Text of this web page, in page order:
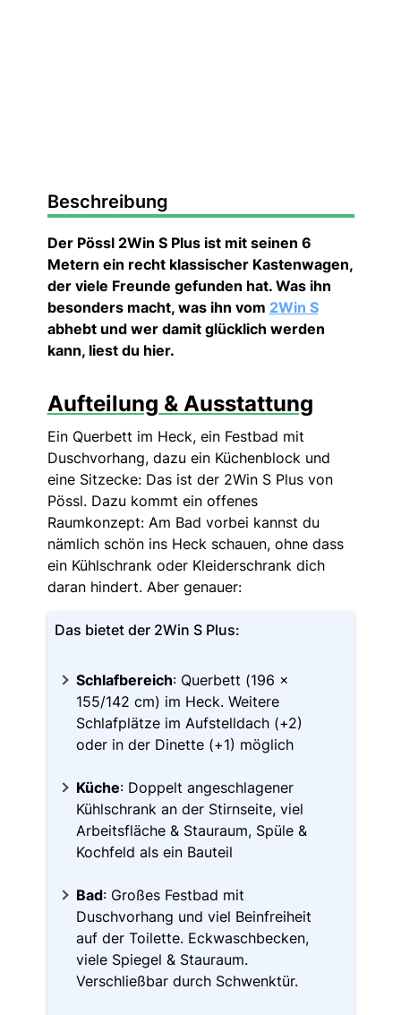
Beschreibung
Der Pössl 2Win S Plus ist mit seinen 6
Metern ein recht klassischer Kastenwagen,
der viele Freunde gefunden hat. Was ihn
besonders macht, was ihn vom 2Win S
abhebt und wer damit glücklich werden
kann, liest du hier.
Aufteilung & Ausstattung
Ein Querbett im Heck, ein Festbad mit
Duschvorhang, dazu ein Küchenblock und
eine Sitzecke: Das ist der 2Win S Plus von
Pössl. Dazu kommt ein offenes
Raumkonzept: Am Bad vorbei kannst du
nämlich schön ins Heck schauen, ohne dass
ein Kühlschrank oder Kleiderschrank dich
daran hindert. Aber genauer:
Das bietet der 2Win S Plus:
Schlafbereich: Querbett (196 x
155/142 cm) im Heck. Weitere
Schlafplätze im Aufstelldach (+2)
oder in der Dinette (+1) möglich
Küche: Doppelt angeschlagener
Kühlschrank an der Stirnseite, viel
Arbeitsfläche & Stauraum, Spüle &
Kochfeld als ein Bauteil
Bad: Großes Festbad mit
Duschvorhang und viel Beinfreiheit
auf der Toilette. Eckwaschbecken,
viele Spiegel & Stauraum.
Verschließbar durch Schwenktür.